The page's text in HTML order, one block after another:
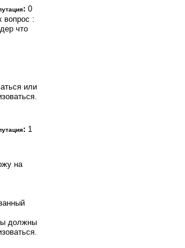
: 0
вопрос :
что
или
: 1
на
должны